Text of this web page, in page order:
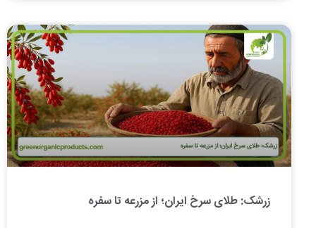
زرشک: طلای سرخ ایران؛ از مزرعه تا سفره